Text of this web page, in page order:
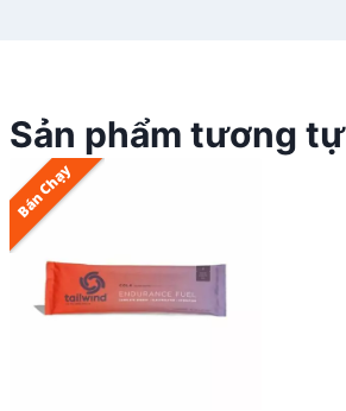
Sản phẩm tương tự
Bán Chạy